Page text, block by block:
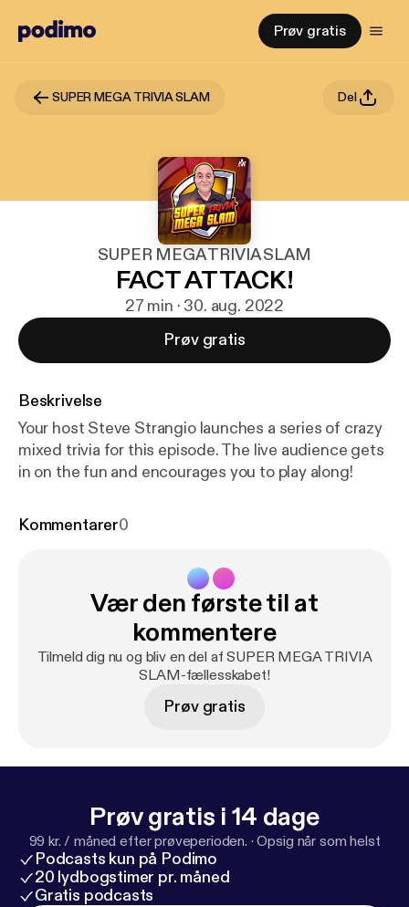
Prøv gratis
SUPER MEGA TRIVIA SLAM Del
SUPER MEGA TRIVIA SLAM
FACT ATTACK!
27 min · 30. aug. 2022
Prøv gratis
Beskrivelse
Your host Steve Strangio launches a series of crazy
mixed trivia for this episode. The live audience gets
in on the fun and encourages you to play along!
Kommentarer0
Vær den første til at
kommentere
Tilmeld dig nu og bliv en del af SUPER MEGA TRIVIA
SLAM-fællesskabet!
Prøv gratis
Prøv gratis i 14 dage
99 kr. / måned efter prøveperioden. ·Opsig når som helst
Podcasts kun på Podimo
20 lydbogstimer pr. måned
Gratis podcasts